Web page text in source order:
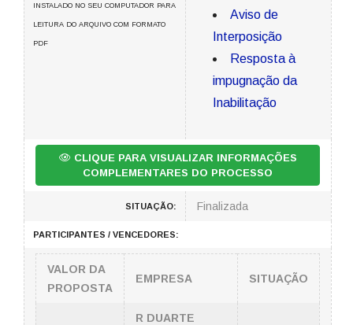
INSTALADO NO SEU COMPUTADOR PARA
LEITURA DO ARQUIVO COM FORMATO
PDF
Aviso de
Interposição
Resposta à
impugnação da
Inabilitação
CLIQUE PARA VISUALIZAR INFORMAÇÕES
COMPLEMENTARES DO PROCESSO
SITUAÇÃO: Finalizada
PARTICIPANTES / VENCEDORES:
VALOR DA
PROPOSTA
EMPRESA SITUAÇÃO
R DUARTE